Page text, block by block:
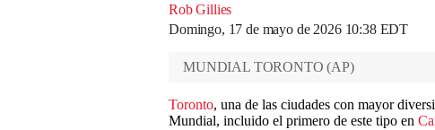
Rob Gillies
Domingo, 17 de mayo de 2026 10:38 EDT
MUNDIAL TORONTO (AP)
Toronto, una de las ciudades con mayor
Mundial, incluido el primero de este tipo en